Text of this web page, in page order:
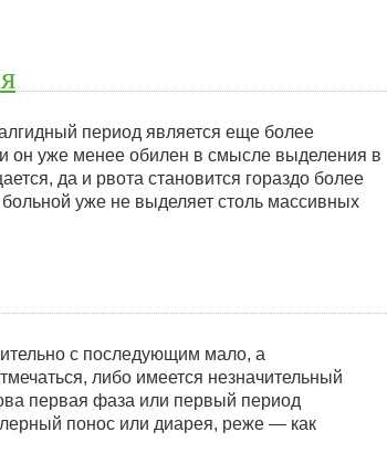
период является еще более
он уже менее обилен в смысле выделения в
да и рвота становится гораздо более
уже не выделяет столь массивных
с последующим мало, а
либо имеется незначительный
первая фаза или первый период
понос или диарея, реже — как